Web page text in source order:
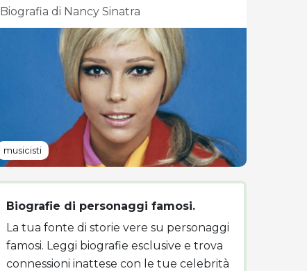
Biografia di Nancy Sinatra
musicisti
Biografie di personaggi famosi.
La tua fonte di storie vere su personaggi
famosi. Leggi biografie esclusive e trova
connessioni inattese con le tue celebrità